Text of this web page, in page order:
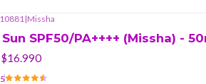
|Missha
SPF50/PA++++ (Missha) -
$16.990